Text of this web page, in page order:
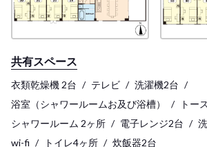
共有スペース
衣類乾燥機 2台 テレビ
洗濯機2台
浴室（シャワールームお及び浴槽）
トー
シャワールーム 2ヶ所
電子レンジ2台
wi-fi
トイレ4ヶ所 炊飯器2台